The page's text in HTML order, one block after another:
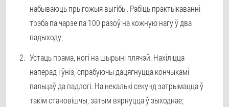
набываюць прыгожыя выгібы. Рабіць практыкаванні
трэба па чарзе па 100 разоў на кожную нагу ў два
падыходу;
Устаць прама, ногі на шырыні плячэй. Нахіліцца
наперад і ўніз, спрабуючы дацягнуцца кончыкамі
пальцаў да падлогі. На некалькі секунд затрымацца ў
такім становішчы, затым вярнуцца ў зыходнае;